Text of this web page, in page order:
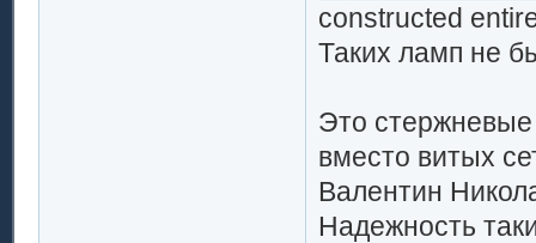
constructed
Таких ламп не
Это
вместо витых
Валентин
Надежность